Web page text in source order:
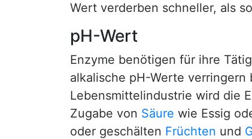
Wert verderben schneller, als
pH-Wert
Enzyme benötigen für ihre
alkalische pH-Werte
Lebensmittelindustrie wird die
Zugabe von Säure wie Essig
oder geschälten Früchten und